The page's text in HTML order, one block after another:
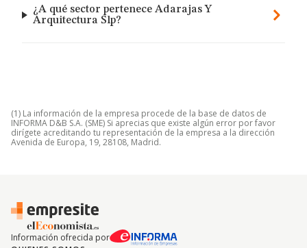
¿A qué sector pertenece Adarajas Y
Arquitectura Slp?
(1) La información de la empresa procede de la base de datos de
INFORMA D&B S.A. (SME) Si aprecias que existe algún error por favor
dirígete acreditando tu representación de la empresa a la dirección
Avenida de Europa, 19, 28108, Madrid.
Información ofrecida por